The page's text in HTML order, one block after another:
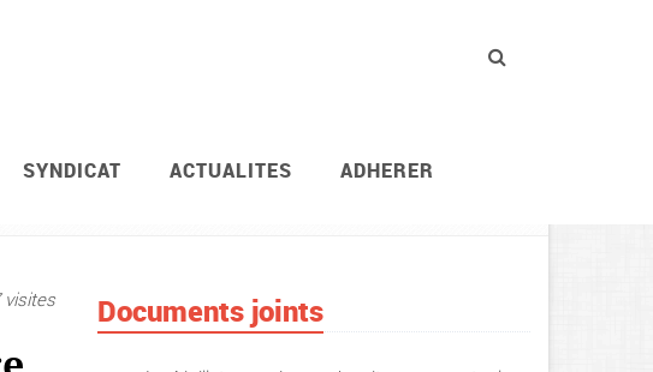
SYNDICAT ACTUALITES ADHERER
visites Documents joints